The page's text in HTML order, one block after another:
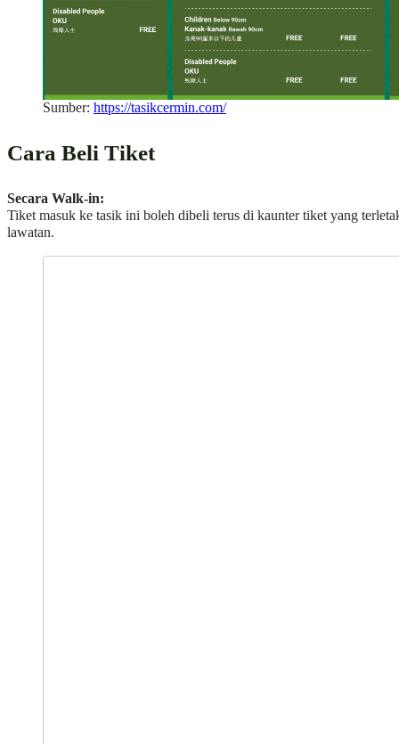
Sumber: https://tasikcermin.com/
Cara Beli Tiket
Secara Walk-in:
Tiket masuk ke tasik ini boleh dibeli terus di kaunter tiket yang
lawatan.